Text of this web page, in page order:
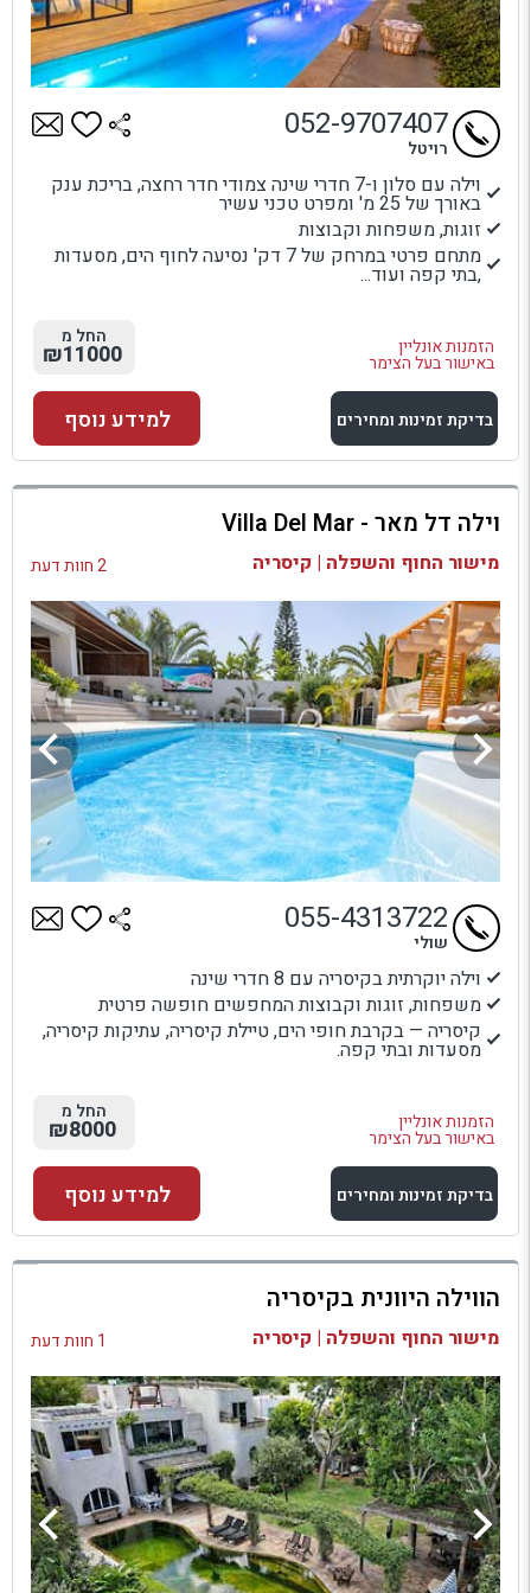
וילה עם סלון ו-7 חדרי שינה צמודי חדר רחצה, בריכת ענק
באורך של 25 מ' ומפרט טכני עשיר
זוגות, משפחות וקבוצות
מתחם פרטי במרחק של 7 דק' נסיעה לחוף הים, מסעדות
,בתי קפה ועוד...
הזמנות אונליין
באישור בעל הצימר
052-9707407
רויטל
החל מ
₪11000
בדיקת זמינות ומחירים
למתחם זה
בדיקת זמינות ומחירים
למידע נוסף
וילה דל מאר - Villa Del Mar
מישור החוף והשפלה | קיסריה 2 חוות דעת
וילה יוקרתית בקיסריה עם 8 חדרי שינה
משפחות, זוגות וקבוצות המחפשים חופשה פרטית
קיסריה — בקרבת חופי הים, טיילת קיסריה, עתיקות קיסריה,
מסעדות ובתי קפה.
הזמנות אונליין
באישור בעל הצימר
055-4313722
שולי
החל מ
₪8000
בדיקת זמינות ומחירים
למתחם זה
בדיקת זמינות ומחירים
למידע נוסף
הווילה היוונית בקיסריה
מישור החוף והשפלה | קיסריה 1 חוות דעת